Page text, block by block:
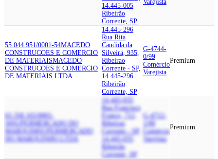
14.445-005
Ribeirão
Corrente, SP
Varejista
55.044.951/0001-54MACEDO
CONSTRUCOES E COMERCIO
DE MATERIAISMACEDO
CONSTRUCOES E COMERCIO
DE MATERIAIS LTDA
14.445-296
Rua Rita
Candida da
Silveira, 935,
Ribeirao
Corrente - SP,
14.445-296
Ribeirão
Corrente, SP
G-4744-
0/99
Comércio
Varejista
Premium
63.358.165/0001-
SUPERMERCADO DO
MARQUIM
SUPERMERCADO
DO MARQUINHO LTDA
14.445-035
Rua Francisco
Franco, 712,
Ribeirao
Corrente - SP,
14.445-035
Ribeirão
Corrente, SP
G-4712-
1/00
Comércio
Varejista
Premium